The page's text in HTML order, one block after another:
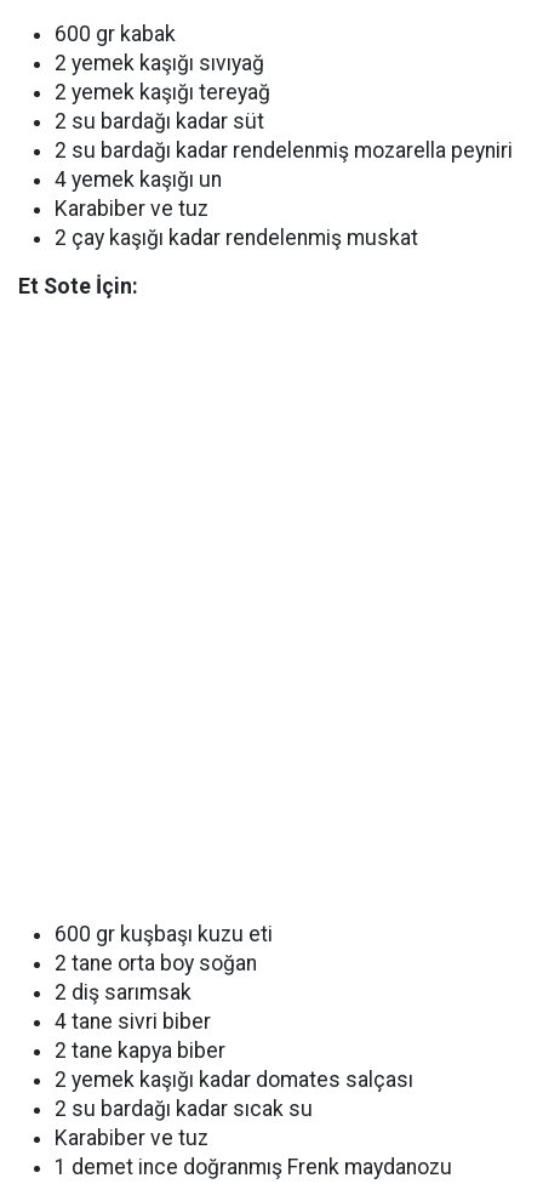
600 gr kabak
2 yemek kaşığı sıvıyağ
2 yemek kaşığı tereyağ
2 su bardağı kadar süt
2 su bardağı kadar rendelenmiş mozarella peyniri
4 yemek kaşığı un
Karabiber ve tuz
2 çay kaşığı kadar rendelenmiş muskat
Et Sote İçin:
600 gr kuşbaşı kuzu eti
2 tane orta boy soğan
2 diş sarımsak
4 tane sivri biber
2 tane kapya biber
2 yemek kaşığı kadar domates salçası
2 su bardağı kadar sıcak su
Karabiber ve tuz
1 demet ince doğranmış Frenk maydanozu